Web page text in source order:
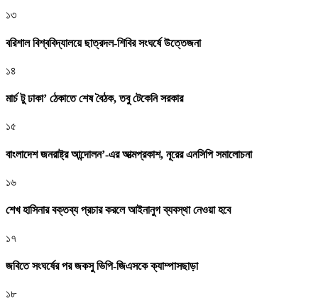
১৩
বরিশাল বিশ্ববিদ্যালয়ে ছাত্রদল-শিবির সংঘর্ষে উত্তেজনা
১৪
মার্চ টু ঢাকা’ ঠেকাতে শেষ বৈঠক, তবু টেকেনি সরকার
১৫
বাংলাদেশ জনরাষ্ট্র আন্দোলন’-এর আত্মপ্রকাশ, নূরের এনসিপি সমালোচনা
১৬
শেখ হাসিনার বক্তব্য প্রচার করলে আইনানুগ ব্যবস্থা নেওয়া হবে
১৭
জবিতে সংঘর্ষের পর জকসু ভিপি-জিএসকে ক্যাম্পাসছাড়া
১৮